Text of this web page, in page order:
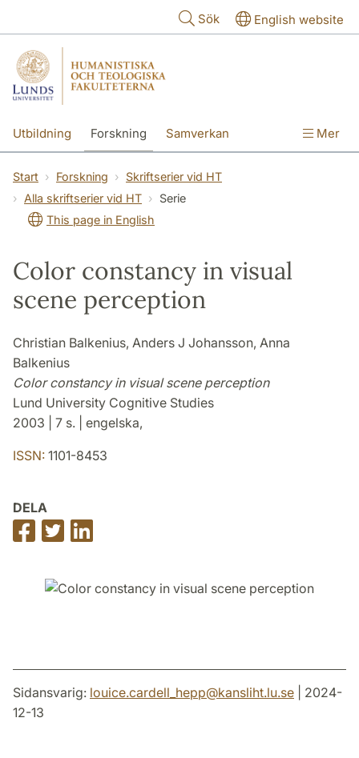
Sök English website
Utbildning Forskning Samverkan Mer
Start Forskning
Skriftserier vid HT
Alla skriftserier vid HT
Serie
This page in English
Color constancy in visual
scene perception
Christian Balkenius, Anders J Johansson, Anna
Balkenius
Color constancy in visual scene perception
Lund University Cognitive Studies
2003 | 7 s. | engelska,
ISSN: 1101-8453
DELA
Dela
på
Dela
på
på
Sidansvarig: louice.cardell_hepp@kansliht.lu.se | 2024-
12-13